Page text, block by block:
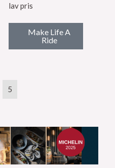
lav pris
Make Life A
Ride
5